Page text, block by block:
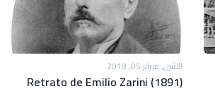
الاثنين, فبراير 05, 2018
Retrato de Emilio Zarini (1891)